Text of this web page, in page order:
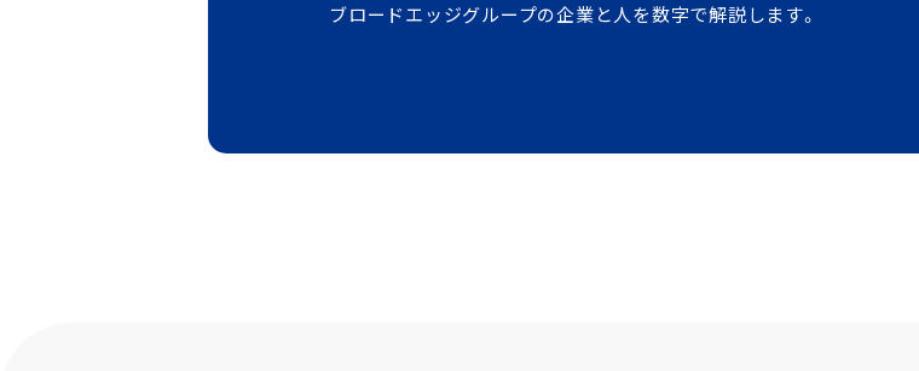
ブロードエッジグループの企業と人を数字で解説します。